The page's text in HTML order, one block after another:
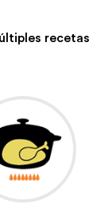
recetas